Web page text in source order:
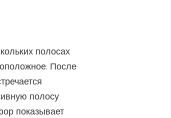
полосах
После
полосу
показывает